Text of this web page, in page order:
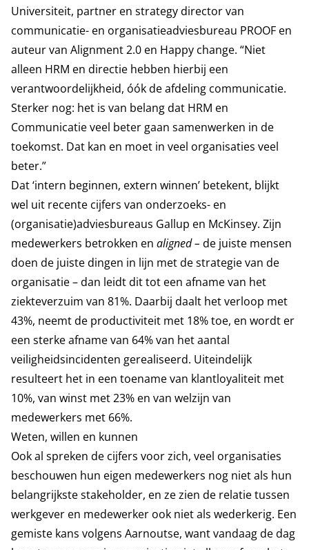
Universiteit, partner en strategy director van
communicatie- en organisatieadviesbureau PROOF en
auteur van Alignment 2.0 en Happy change. “Niet
alleen HRM en directie hebben hierbij een
verantwoordelijkheid, óók de afdeling communicatie.
Sterker nog: het is van belang dat HRM en
Communicatie veel beter gaan samenwerken in de
toekomst. Dat kan en moet in veel organisaties veel
beter.”
Dat ‘intern beginnen, extern winnen’ betekent, blijkt
wel uit recente cijfers van onderzoeks- en
(organisatie)adviesbureaus Gallup en McKinsey. Zijn
medewerkers betrokken en aligned – de juiste mensen
doen de juiste dingen in lijn met de strategie van de
organisatie – dan leidt dit tot een afname van het
ziekteverzuim van 81%. Daarbij daalt het verloop met
43%, neemt de productiviteit met 18% toe, en wordt er
een sterke afname van 64% van het aantal
veiligheidsincidenten gerealiseerd. Uiteindelijk
resulteert het in een toename van klantloyaliteit met
10%, van winst met 23% en van welzijn van
medewerkers met 66%.
Weten, willen en kunnen
Ook al spreken de cijfers voor zich, veel organisaties
beschouwen hun eigen medewerkers nog niet als hun
belangrijkste stakeholder, en ze zien de relatie tussen
werkgever en medewerker ook niet als wederkerig. Een
gemiste kans volgens Aarnoutse, want vandaag de dag